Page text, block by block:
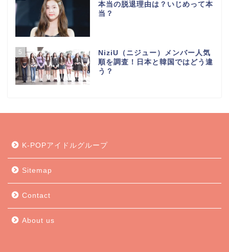
本当の脱退理由は？いじめって本
当？
5
NiziU（ニジュー）メンバー人気
順を調査！日本と韓国ではどう違
う？
K-POPアイドルグループ
Sitemap
Contact
About us